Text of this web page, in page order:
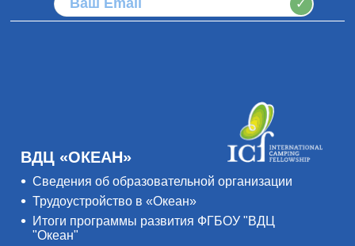
✓
ВДЦ «ОКЕАН»
Сведения об образовательной организации
Трудоустройство в «Океан»
Итоги программы развития ФГБОУ "ВДЦ
"Океан"